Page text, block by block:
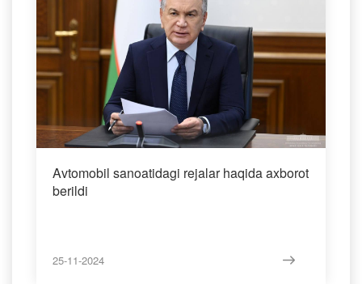
Avtomobil sanoatidagi rejalar haqida axborot
berildi
25-11-2024